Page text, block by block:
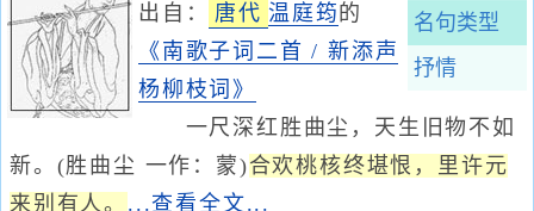
名句类型
抒情
出自： 唐代 温庭筠 的
《南歌子词二首 / 新添声
杨柳枝词》
一尺深红胜曲尘，天生旧物不如
新。(胜曲尘 一作：蒙)合欢桃核终堪恨，里许元
来别有人。 ...查看全文...